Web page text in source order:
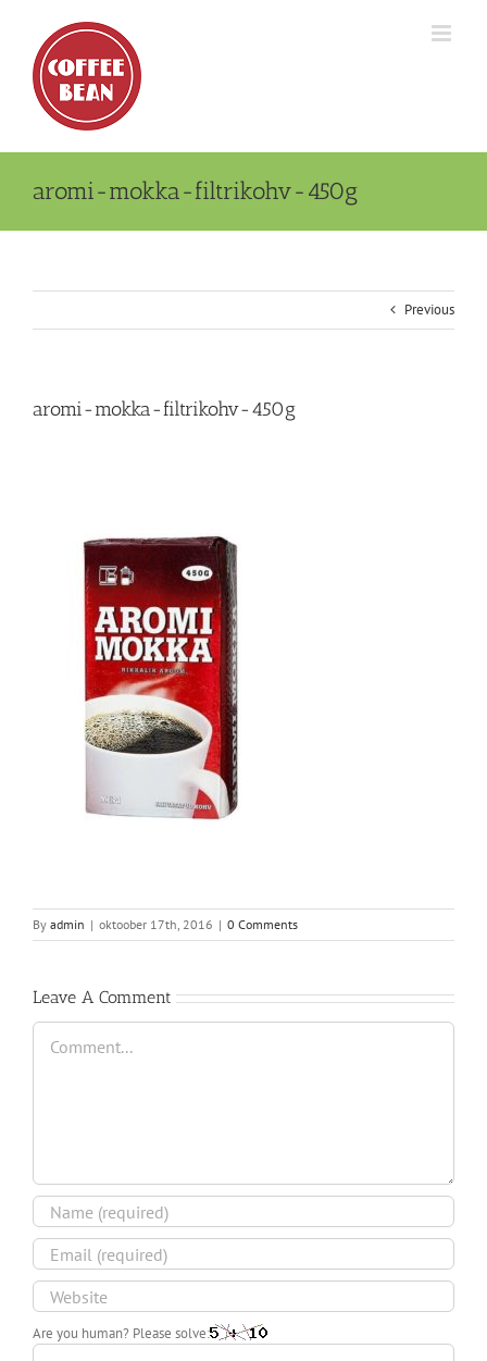
content
aromi-mokka-filtrikohv-450g
Previous
aromi-mokka-filtrikohv-450g
By admin | oktoober 17th, 2016 | 0 Comments
Leave A Comment
Comment
Are you human? Please solve: